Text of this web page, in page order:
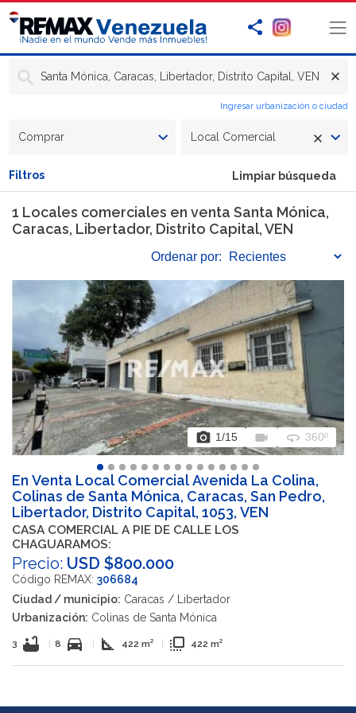
Santa Mónica, Caracas, Libertador, Distrito Capital, VEN
Ingresar urbanización o ciudad
Comprar Local Comercial
Filtros Limpiar búsqueda
1 Locales comerciales en venta Santa Mónica,
Caracas, Libertador, Distrito Capital, VEN
Ordenar por:
photo_camera 1/15 videocam 360 360º
En Venta Local Comercial Avenida La Colina,
Colinas de Santa Mónica, Caracas, San Pedro,
Libertador, Distrito Capital, 1053, VEN
CASA COMERCIAL A PIE DE CALLE LOS
CHAGUARAMOS:
Precio: USD $800.000
Código REMAX: 306684
Ciudad / municipio: Caracas / Libertador
Urbanización: Colinas de Santa Mónica
3 bathtub 8 directions_car square_foot 422 m² flip_to_front 422 m²